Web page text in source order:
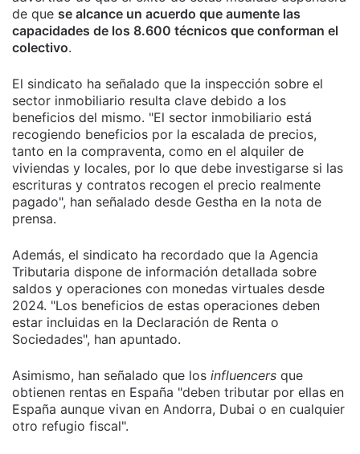
de que se alcance un acuerdo que aumente las
capacidades de los 8.600 técnicos que conforman el
colectivo.
El sindicato ha señalado que la inspección sobre el
sector inmobiliario resulta clave debido a los
beneficios del mismo. "El sector inmobiliario está
recogiendo beneficios por la escalada de precios,
tanto en la compraventa, como en el alquiler de
viviendas y locales, por lo que debe investigarse si las
escrituras y contratos recogen el precio realmente
pagado", han señalado desde Gestha en la nota de
prensa.
Además, el sindicato ha recordado que la Agencia
Tributaria dispone de información detallada sobre
saldos y operaciones con monedas virtuales desde
2024. "Los beneficios de estas operaciones deben
estar incluidas en la Declaración de Renta o
Sociedades", han apuntado.
Asimismo, han señalado que los influencers que
obtienen rentas en España "deben tributar por ellas en
España aunque vivan en Andorra, Dubai o en cualquier
otro refugio fiscal".